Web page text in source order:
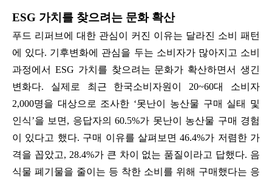
ESG 가치를 찾으려는 문화 확산
푸드 리퍼브에 대한 관심이 커진 이유는 달라진 소비 패턴
에 있다. 기후변화에 관심을 두는 소비자가 많아지고 소비
과정에서 ESG 가치를 찾으려는 문화가 확산하면서 생긴
변화다. 실제로 최근 한국소비자원이 20~60대 소비자
2,000명을 대상으로 조사한 ‘못난이 농산물 구매 실태 및
인식’을 보면, 응답자의 60.5%가 못난이 농산물 구매 경험
이 있다고 했다. 구매 이유를 살펴보면 46.4%가 저렴한 가
격을 꼽았고, 28.4%가 큰 차이 없는 품질이라고 답했다. 음
식물 폐기물을 줄이는 등 착한 소비를 위해 구매했다는 응